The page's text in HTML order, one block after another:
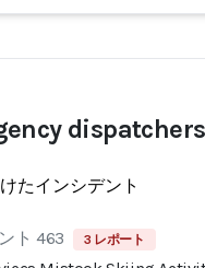
dispatchers
たインシデント
ト 463 3 レポート